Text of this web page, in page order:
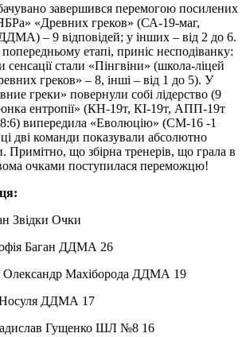
завершився перемогою посилених
«Древних греков» (СА-19-маг,
– 9 відповідей; у інших – від 2 до 6.
етапі, приніс несподіванку:
сенсації стали «Пінгвіни» (школа-ліцей
греков» – 8, інші – від 1 до 5). У
греки» повернули собі лідерство (9
ентропії» (КН-19т, КІ-19т, АПП-19т
випередила «Еволюцію» (СМ-16 -1
дві команди показували абсолютно
Примітно, що збірна тренерів, що грала в
очками поступилася переможцю!
Звідки Очки
Баган ДДМА 26
Олександр Махіборода ДДМА 19
Носуля ДДМА 17
Гущенко ШЛ №8 16